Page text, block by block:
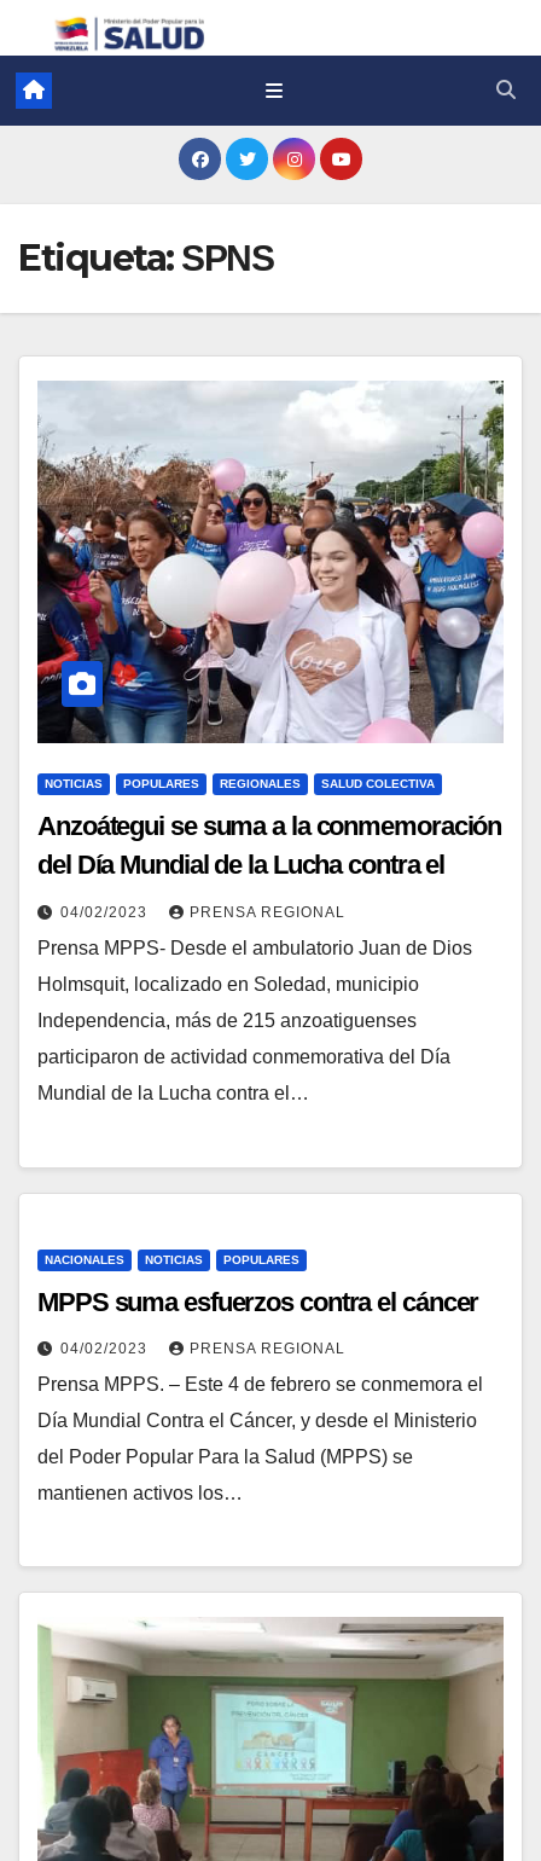
Etiqueta: SPNS
NOTICIAS POPULARES REGIONALES SALUD COLECTIVA
Anzoátegui se suma a la conmemoración
del Día Mundial de la Lucha contra el
Cáncer
04/02/2023 PRENSA REGIONAL
Prensa MPPS- Desde el ambulatorio Juan de Dios
Holmsquit, localizado en Soledad, municipio
Independencia, más de 215 anzoatiguenses
participaron de actividad conmemorativa del Día
Mundial de la Lucha contra el…
NACIONALES NOTICIAS POPULARES
MPPS suma esfuerzos contra el cáncer
04/02/2023 PRENSA REGIONAL
Prensa MPPS. – Este 4 de febrero se conmemora el
Día Mundial Contra el Cáncer, y desde el Ministerio
del Poder Popular Para la Salud (MPPS) se
mantienen activos los…